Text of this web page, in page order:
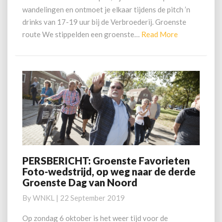
wandelingen en ontmoet je elkaar tijdens de pitch ’n
drinks van 17-19 uur bij de Verbroederij. Groenste
route We stippelden een groenste… Read MoreRead
PERSBERICHT:
Groenste
Favorieten
wedstrijd,
op
PERSBERICHT: Groenste Favorieten
Foto-wedstrijd, op weg naar de derde
Groenste Dag van Noord
ByWNKL | 22 September 2019
Op zondag 6 oktober is het weer tijd voor de